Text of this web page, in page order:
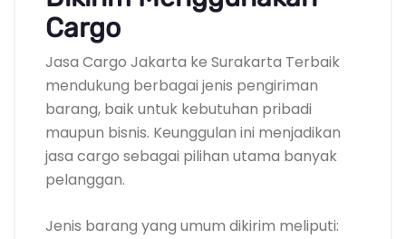
Cargo
Jasa Cargo Jakarta ke Surakarta Terbaik
mendukung berbagai jenis pengiriman
barang, baik untuk kebutuhan pribadi
maupun bisnis. Keunggulan ini menjadikan
jasa cargo sebagai pilihan utama banyak
pelanggan.
Jenis barang yang umum dikirim meliputi: